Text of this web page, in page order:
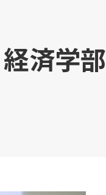
済学部